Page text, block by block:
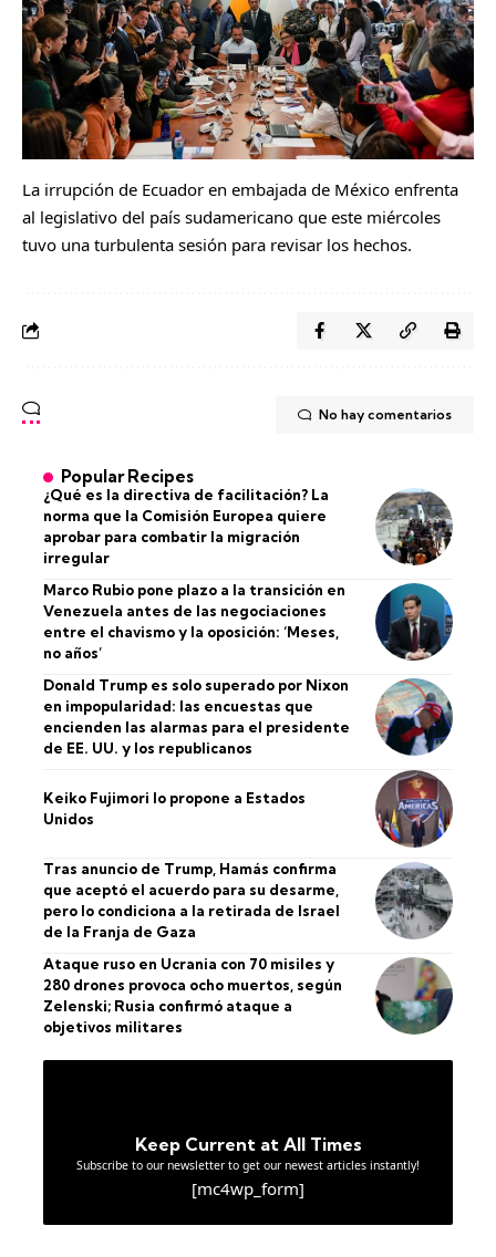
La irrupción de Ecuador en embajada de México enfrenta
al legislativo del país sudamericano que este miércoles
tuvo una turbulenta sesión para revisar los hechos.
No hay comentarios
Popular Recipes
¿Qué es la directiva de facilitación? La
norma que la Comisión Europea quiere
aprobar para combatir la migración
irregular
Marco Rubio pone plazo a la transición en
Venezuela antes de las negociaciones
entre el chavismo y la oposición: ‘Meses,
no años’
Donald Trump es solo superado por Nixon
en impopularidad: las encuestas que
encienden las alarmas para el presidente
de EE. UU. y los republicanos
Keiko Fujimori lo propone a Estados
Unidos
Tras anuncio de Trump, Hamás confirma
que aceptó el acuerdo para su desarme,
pero lo condiciona a la retirada de Israel
de la Franja de Gaza
Ataque ruso en Ucrania con 70 misiles y
280 drones provoca ocho muertos, según
Zelenski; Rusia confirmó ataque a
objetivos militares
Keep Current at All Times
Subscribe to our newsletter to get our newest articles instantly!
[mc4wp_form]